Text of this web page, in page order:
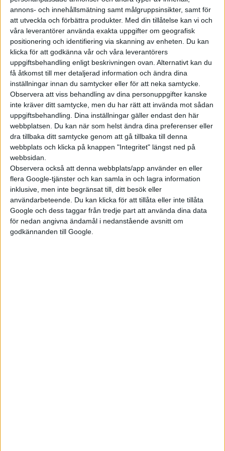
annons- och innehållsmätning samt målgruppsinsikter, samt för
att utveckla och förbättra produkter. Med din tillåtelse kan vi och
våra leverantörer använda exakta uppgifter om geografisk
positionering och identifiering via skanning av enheten. Du kan
klicka för att godkänna vår och våra leverantörers
uppgiftsbehandling enligt beskrivningen ovan. Alternativt kan du
få åtkomst till mer detaljerad information och ändra dina
inställningar innan du samtycker eller för att neka samtycke.
Observera att viss behandling av dina personuppgifter kanske
inte kräver ditt samtycke, men du har rätt att invända mot sådan
uppgiftsbehandling. Dina inställningar gäller endast den här
webbplatsen. Du kan när som helst ändra dina preferenser eller
dra tillbaka ditt samtycke genom att gå tillbaka till denna
webbplats och klicka på knappen "Integritet" längst ned på
webbsidan.
Observera också att denna webbplats/app använder en eller
flera Google-tjänster och kan samla in och lagra information
inklusive, men inte begränsat till, ditt besök eller
användarbeteende. Du kan klicka för att tillåta eller inte tillåta
Google och dess taggar från tredje part att använda dina data
för nedan angivna ändamål i nedanstående avsnitt om
godkännanden till Google.
cybersäkerhet.
När de kommer till laddningen nämns ingen effekt. Enligt
Scania ska det handa om ”snabbare laddning” samt en ny och
mer robust placering ladduttag.
Den nya plattformen ska även vara ett kliv framåt vad gäller
digitalisering, med bland annat uppdateringar over the air
(OTA) och avancerade förarassistanssystem.